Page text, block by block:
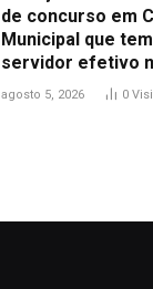
de concurso em
Municipal que
servidor efetivo
agosto 5, 2026 0